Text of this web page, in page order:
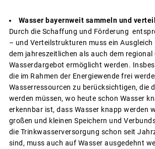
Wasser bayernweit sammeln und
Durch die Schaffung und Förderung
– und Verteilstrukturen muss ein
dem jahreszeitlichen als auch dem
Wasserdargebot ermöglicht werden.
die im Rahmen der Energiewende frei
Wasserressourcen zu berücksichtigen, die
werden müssen, wo heute schon Wasser
erkennbar ist, dass Wasser knapp werden
großen und kleinen Speichern und
die Trinkwasserversorgung schon seit
sind, muss auch auf Wasser ausgedehnt